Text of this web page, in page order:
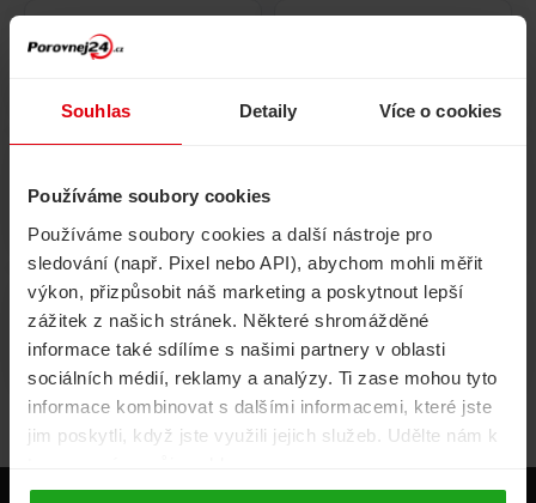
Souhlas Detaily Více o cookies
Používáme soubory cookies
Používáme soubory cookies a další nástroje pro
sledování (např. Pixel nebo API), abychom mohli měřit
výkon, přizpůsobit náš marketing a poskytnout lepší
zážitek z našich stránek. Některé shromážděné
informace také sdílíme s našimi partnery v oblasti
sociálních médií, reklamy a analýzy. Ti zase mohou tyto
informace kombinovat s dalšími informacemi, které jste
jim poskytli, když jste využili jejich služeb. Udělte nám k
Volání, internet, TV
Životní pojištění Energie